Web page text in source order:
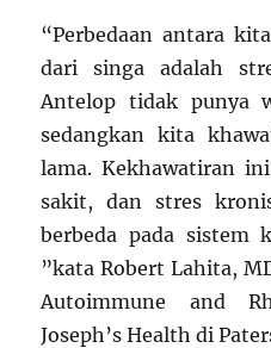
“Perbedaan antara
dari singa adalah
Antelop tidak punya
sedangkan kita
lama. Kekhawatiran
sakit, dan stres
berbeda pada sistem
”kata Robert Lahita,
Autoimmune and
Joseph’s Health di